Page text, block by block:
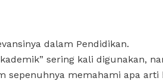
dalam Pendidikan.
sering kali digunakan,
sepenuhnya memahami apa arti